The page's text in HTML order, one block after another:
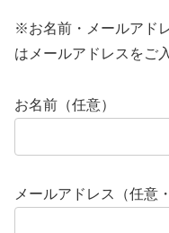
※お名前・メールアド
はメールアドレスをご
お名前（任意）
メールアドレス（任意